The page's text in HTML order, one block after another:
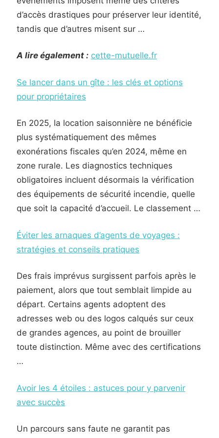
d’accès drastiques pour préserver leur identité,
tandis que d’autres misent sur …
A lire également : cette-mutuelle.fr
Se lancer dans un gîte : les clés et options
pour propriétaires
En 2025, la location saisonnière ne bénéficie
plus systématiquement des mêmes
exonérations fiscales qu’en 2024, même en
zone rurale. Les diagnostics techniques
obligatoires incluent désormais la vérification
des équipements de sécurité incendie, quelle
que soit la capacité d’accueil. Le classement …
Éviter les arnaques d’agents de voyages :
stratégies et conseils pratiques
Des frais imprévus surgissent parfois après le
paiement, alors que tout semblait limpide au
départ. Certains agents adoptent des
adresses web ou des logos calqués sur ceux
de grandes agences, au point de brouiller
toute distinction. Même avec des certifications
…
Avoir les 4 étoiles : astuces pour y parvenir
avec succès
Un parcours sans faute ne garantit pas